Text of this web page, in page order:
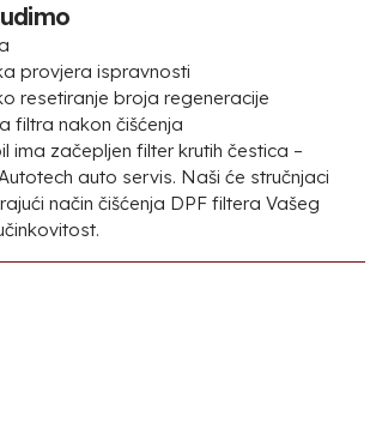
provjera ispravnosti
resetiranje broja regeneracije
filtra nakon čišćenja
ima začepljen filter krutih čestica –
auto servis. Naši će stručnjaci
način čišćenja DPF filtera Vašeg